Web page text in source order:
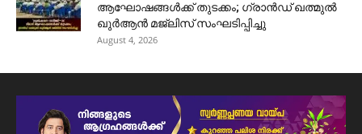
ആഘോഷങ്ങൾക്ക് തുടക്കം; ഗ്രാൻഡ് ഖത്മുൽ
ഖുർആൻ മജ്‌ലിസ് സംഘടിപ്പിച്ചു
August 4, 2026